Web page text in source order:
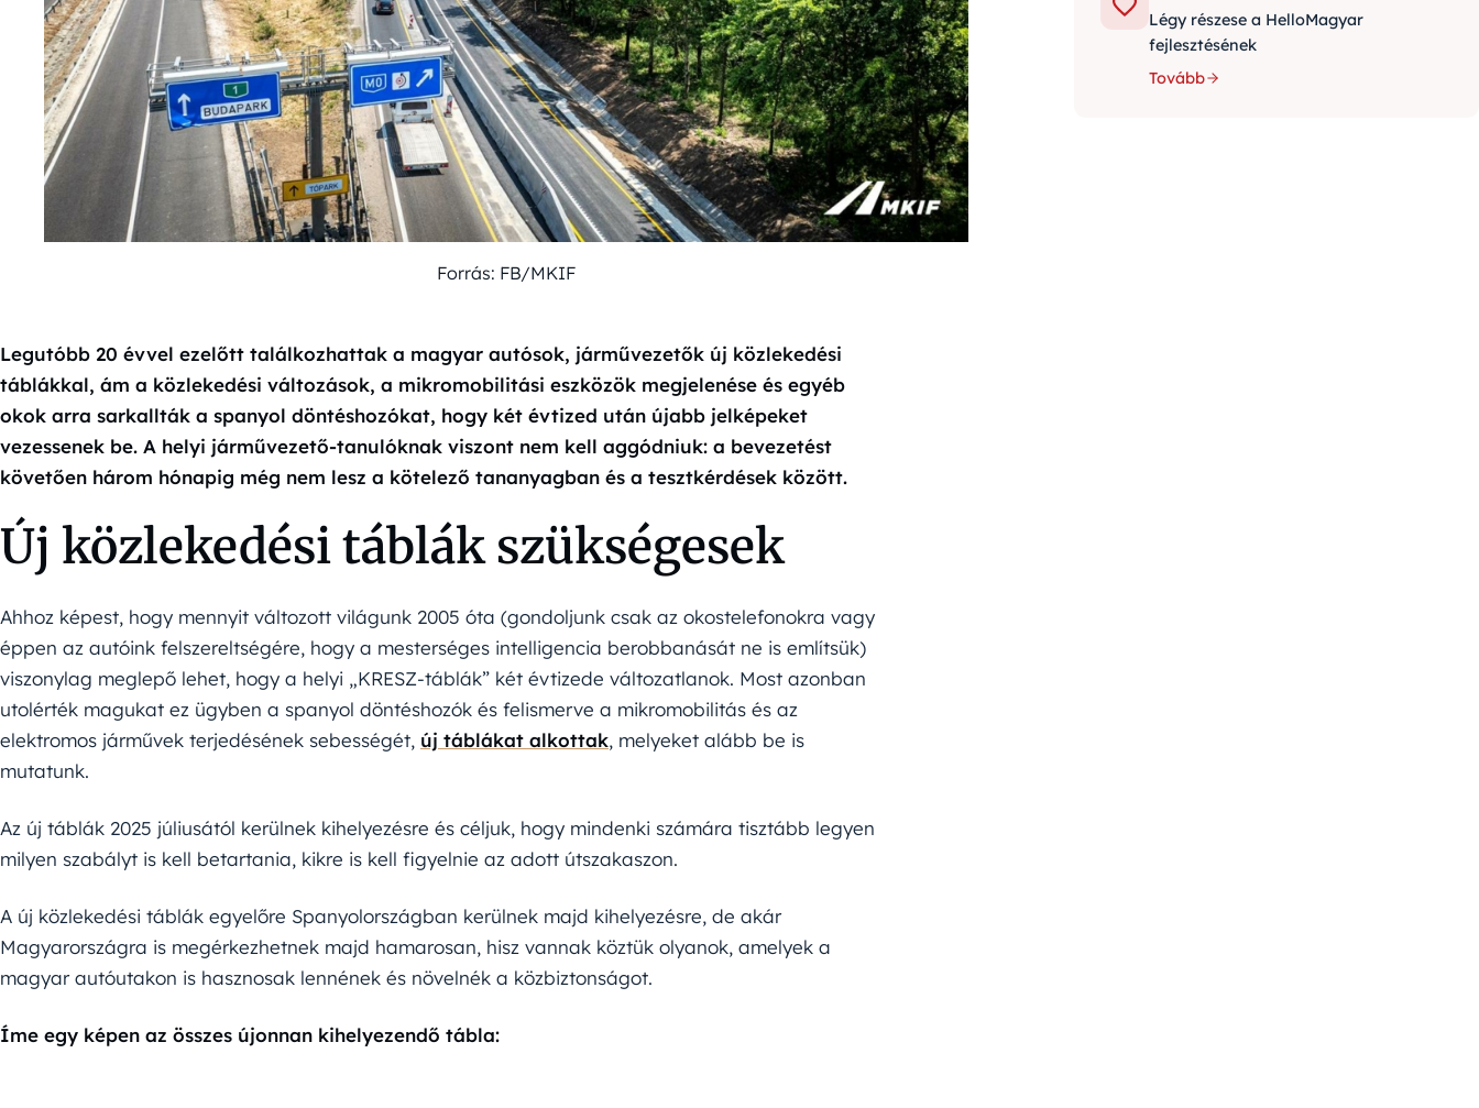
Forrás: FB/MKIF
Legutóbb 20 évvel ezelőtt találkozhattak a magyar autósok, járművezetők új közlekedési
táblákkal, ám a közlekedési változások, a mikromobilitási eszközök megjelenése és egyéb
okok arra sarkallták a spanyol döntéshozókat, hogy két évtized után újabb jelképeket
vezessenek be. A helyi járművezető-tanulóknak viszont nem kell aggódniuk: a bevezetést
követően három hónapig még nem lesz a kötelező tananyagban és a tesztkérdések között.
Új közlekedési táblák szükségesek
Ahhoz képest, hogy mennyit változott világunk 2005 óta (gondoljunk csak az okostelefonokra vagy
éppen az autóink felszereltségére, hogy a mesterséges intelligencia berobbanását ne is említsük)
viszonylag meglepő lehet, hogy a helyi „KRESZ-táblák” két évtizede változatlanok. Most azonban
utolérték magukat ez ügyben a spanyol döntéshozók és felismerve a mikromobilitás és az
elektromos járművek terjedésének sebességét, új táblákat alkottak, melyeket alább be is
mutatunk.
Az új táblák 2025 júliusától kerülnek kihelyezésre és céljuk, hogy mindenki számára tisztább legyen
milyen szabályt is kell betartania, kikre is kell figyelnie az adott útszakaszon.
A új közlekedési táblák egyelőre Spanyolországban kerülnek majd kihelyezésre, de akár
Magyarországra is megérkezhetnek majd hamarosan, hisz vannak köztük olyanok, amelyek a
magyar autóutakon is hasznosak lennének és növelnék a közbiztonságot.
Íme egy képen az összes újonnan kihelyezendő tábla:
Légy részese a HelloMagyar
fejlesztésének
Tovább